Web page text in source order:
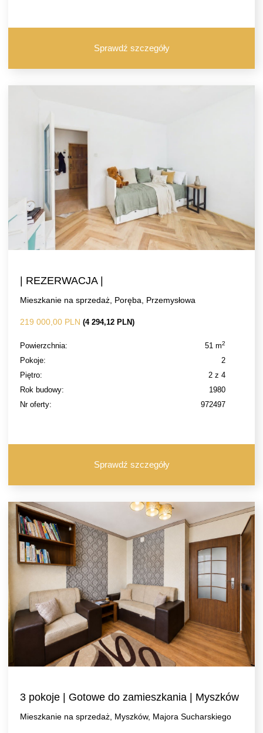
Sprawdź szczegóły
| REZERWACJA |
Mieszkanie na sprzedaż, Poręba, Przemysłowa
219 000,00 PLN (4 294,12 PLN)
Powierzchnia: 51 m2
Pokoje:
2
Piętro:
2 z 4
Rok budowy:
1980
Nr oferty:
972497
Sprawdź szczegóły
3 pokoje | Gotowe do zamieszkania | Myszków
Mieszkanie na sprzedaż, Myszków, Majora Sucharskiego